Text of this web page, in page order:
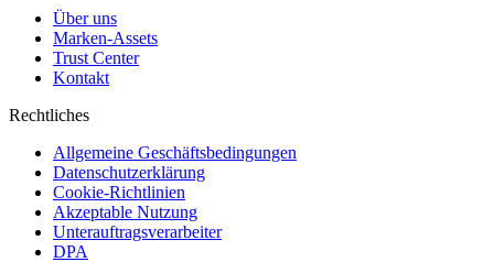
Über uns
Marken-Assets
Trust Center
Kontakt
Rechtliches
Allgemeine Geschäftsbedingungen
Datenschutzerklärung
Cookie-Richtlinien
Akzeptable Nutzung
Unterauftragsverarbeiter
DPA